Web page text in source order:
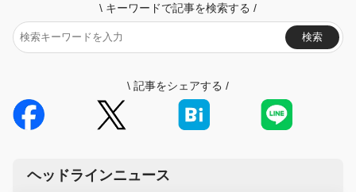
\ キーワードで記事を検索する /
検索
\ 記事をシェアする /
ヘッドラインニュース